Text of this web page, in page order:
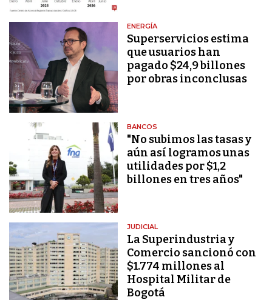
ENERGÍA
Superservicios estima
que usuarios han
pagado $24,9 billones
por obras inconclusas
BANCOS
"No subimos las tasas y
aún así logramos unas
utilidades por $1,2
billones en tres años"
JUDICIAL
La Superindustria y
Comercio sancionó con
$1.774 millones al
Hospital Militar de
Bogotá